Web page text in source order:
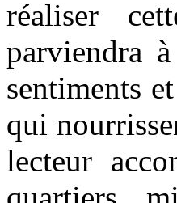
réaliser
parviendra
sentiments
qui
lecteur